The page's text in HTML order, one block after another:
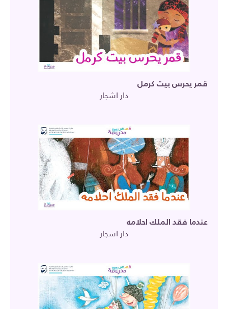
قمر يحرس بيت كرمل
دار اشجار
عندما فقد الملك احلامه
دار اشجار